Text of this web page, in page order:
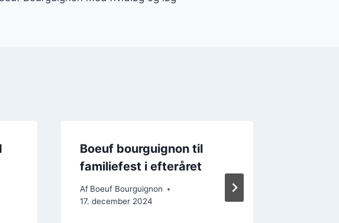
Boeuf bourguignon til
familiefest i efteråret
Af Boeuf Bourguignon
17. december 2024